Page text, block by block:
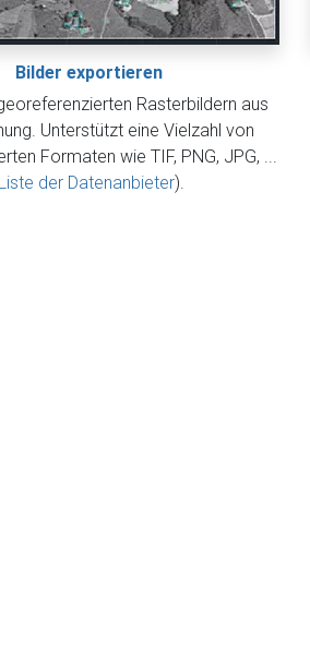
Bilder exportieren
Rasterbildern aus
Unterstützt eine Vielzahl von
Formaten wie TIF, PNG, JPG, ...
Liste der Datenanbieter).